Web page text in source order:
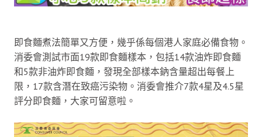
即食麵煮法簡單又方便，幾乎係每個港人家庭必備食物。
消委會測試市面19款即食麵樣本，包括14款油炸即食麵
和5款非油炸即食麵，發現全部樣本鈉含量超出每餐上
限，17款含潛在致癌污染物。消委會推介7款4星及4.5星
評分即食麵，大家可留意啦。